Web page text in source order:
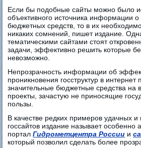
Если бы подобные сайты можно было
объективного источника информации о
бюджетных средств, то в их
никаких сомнений, пишет издание.
тематическими сайтами стоят
задачи, эффективно решить которые
невозможно.
Непрозрачность информации об
проникновения госструктур в интернет
значительные бюджетные средства на
проекты, зачастую не приносящие
пользы.
В качестве редких примеров удачных и
госсайтов издание называет особенно
порталГидрометцентра России и
который позволил сделать более